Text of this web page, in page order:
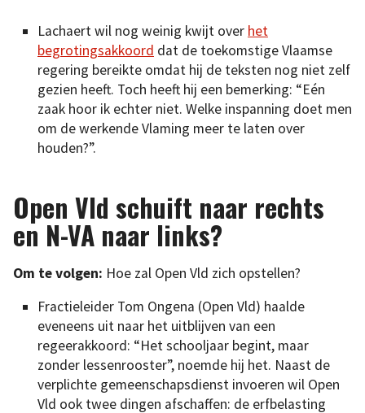
Lachaert wil nog weinig kwijt over het
begrotingsakkoord dat de toekomstige Vlaamse
regering bereikte omdat hij de teksten nog niet zelf
gezien heeft. Toch heeft hij een bemerking: “Eén
zaak hoor ik echter niet. Welke inspanning doet men
om de werkende Vlaming meer te laten over
houden?”.
Open Vld schuift naar rechts
en N-VA naar links?
Om te volgen: Hoe zal Open Vld zich opstellen?
Fractieleider Tom Ongena (Open Vld) haalde
eveneens uit naar het uitblijven van een
regeerakkoord: “Het schooljaar begint, maar
zonder lessenrooster”, noemde hij het. Naast de
verplichte gemeenschapsdienst invoeren wil Open
Vld ook twee dingen afschaffen: de erfbelasting